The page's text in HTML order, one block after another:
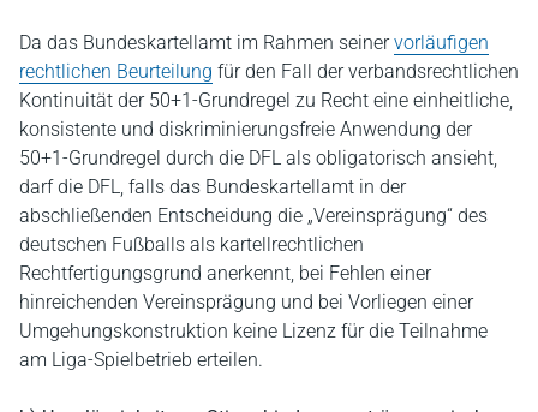
Da das Bundeskartellamt im Rahmen seinervorläufigen
rechtlichen Beurteilung für den Fall der verbandsrechtlichen
Kontinuität der 50+1-Grundregel zu Recht eine einheitliche,
konsistente und diskriminierungsfreie Anwendung der
50+1-Grundregel durch die DFL als obligatorisch ansieht,
darf die DFL, falls das Bundeskartellamt in der
abschließenden Entscheidung die „Vereinsprägung“ des
deutschen Fußballs als kartellrechtlichen
Rechtfertigungsgrund anerkennt, bei Fehlen einer
hinreichenden Vereinsprägung und bei Vorliegen einer
Umgehungskonstruktion keine Lizenz für die Teilnahme
am Liga-Spielbetrieb erteilen.